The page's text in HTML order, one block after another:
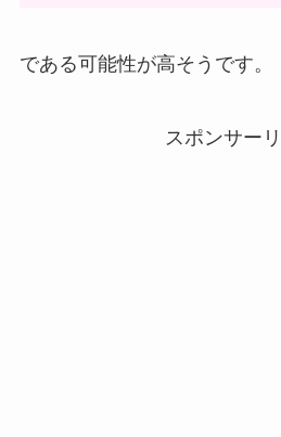
である可能性が高そうです。
スポンサー